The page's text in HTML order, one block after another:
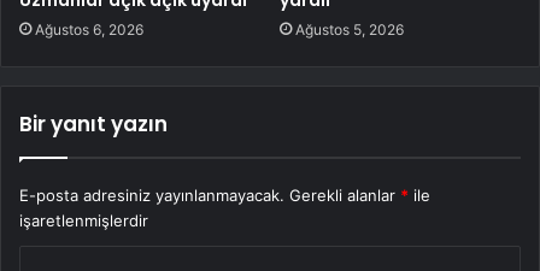
Ağustos 6, 2026 Ağustos 5, 2026
Bir yanıt yazın
E-posta adresiniz yayınlanmayacak. Gerekli alanlar * ile
işaretlenmişlerdir